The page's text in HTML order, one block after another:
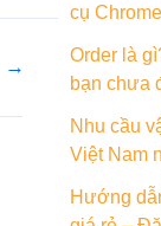
→
cụ
Order là
bạn chưa
Nhu cầu
Việt Nam
Hướng